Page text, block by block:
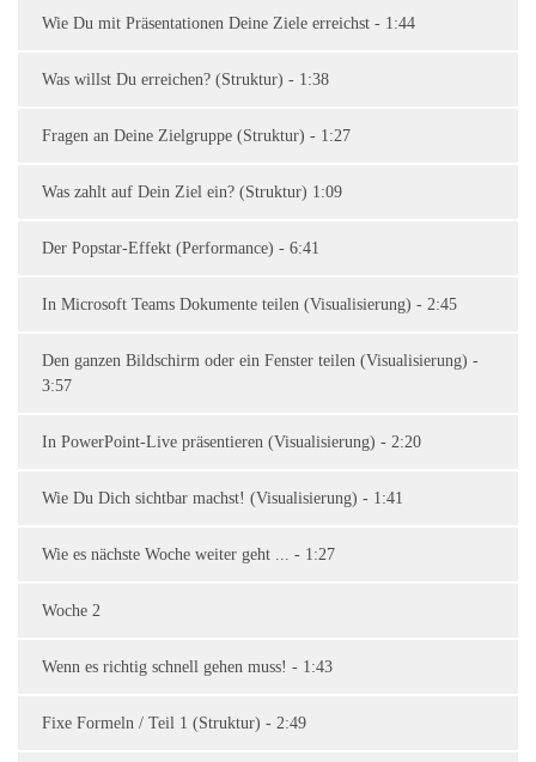
Wie Du mit Präsentationen Deine Ziele erreichst - 1:44
Was willst Du erreichen? (Struktur) - 1:38
Fragen an Deine Zielgruppe (Struktur) - 1:27
Was zahlt auf Dein Ziel ein? (Struktur) 1:09
Der Popstar-Effekt (Performance) - 6:41
In Microsoft Teams Dokumente teilen (Visualisierung) - 2:45
Den ganzen Bildschirm oder ein Fenster teilen (Visualisierung) -
3:57
In PowerPoint-Live präsentieren (Visualisierung) - 2:20
Wie Du Dich sichtbar machst! (Visualisierung) - 1:41
Wie es nächste Woche weiter geht ... - 1:27
Woche 2
Wenn es richtig schnell gehen muss! - 1:43
Fixe Formeln / Teil 1 (Struktur) - 2:49